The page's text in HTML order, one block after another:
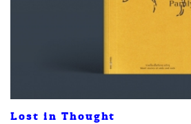
Lost in Thought
SHARE TWEET